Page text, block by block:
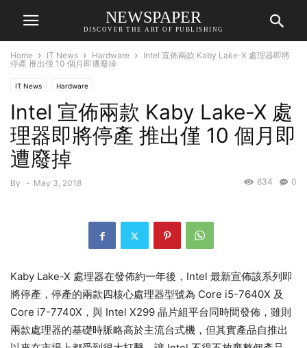
NEWSPAPER
DISCOVER THE ART OF PUBLISHING
Home IT News Hardware
Intel 宣佈兩款 Kaby Lake-X 處理器即將
停產 推出僅 10 個月即遭廢掉
IT News Hardware
Intel 宣佈兩款 Kaby Lake-X 處
理器即將停產 推出僅 10 個月即
遭廢掉
By - May 3, 2018 0
634
Kaby Lake-X 處理器在發佈約一年後，Intel 最新宣佈該系列即
將停產，停產的兩款四核心處理器型號為 Core i5-7640X 及
Core i7-7740X，與 Intel X299 晶片組平台同時間發佈，雖則
兩款處理器的基礎時脈略高於主流台式機，但其實產品自推出